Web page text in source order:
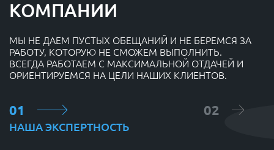
КОМПАНИИ
МЫ НЕ ДАЕМ ПУСТЫХ ОБЕЩАНИЙ И НЕ БЕРЕМСЯ ЗА
РАБОТУ, КОТОРУЮ НЕ СМОЖЕМ ВЫПОЛНИТЬ.
ВСЕГДА РАБОТАЕМ С МАКСИМАЛЬНОЙ ОТДАЧЕЙ И
ОРИЕНТИРУЕМСЯ НА ЦЕЛИ НАШИХ КЛИЕНТОВ.
01
НАША ЭКСПЕРТНОСТЬ
02